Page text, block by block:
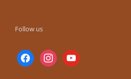
Follow us
facebookinstagramyoutube